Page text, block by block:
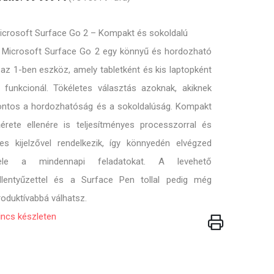
Surface Go 2 – Kompakt és sokoldalú
Surface Go 2 egy könnyű és hordozható
1-ben eszköz, amely tabletként és kis laptopként
funkcionál. Tökéletes választás azoknak, akiknek
a hordozhatóság és a sokoldalúság. Kompakt
ellenére is teljesítményes processzorral és
kijelzővel rendelkezik, így könnyedén elvégzed
a mindennapi feladatokat. A levehető
és a Surface Pen tollal pedig még
válhatsz.
készleten